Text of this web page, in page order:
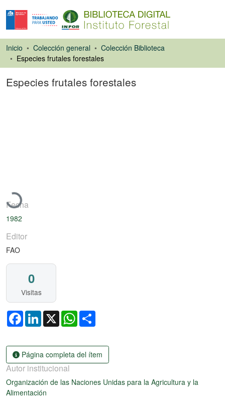
Inicio Colección general
Colección Biblioteca
Especies frutales forestales
Especies frutales forestales
Cargando...
Fecha
1982
Editor
FAO
0
Visitas
FacebookLinkedIn
X WhatsApp
Página completa del ítem
Autor institucional
Organización de las Naciones Unidas para la Agricultura y la
Alimentación